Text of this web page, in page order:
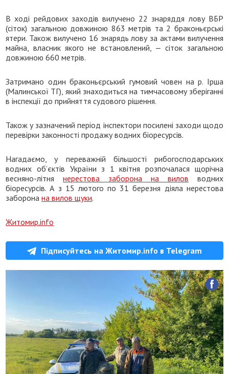
В ході рейдових заходів вилучено 22 знаряддя лову ВБР
(сіток) загальною довжиною 863 метрів та 2 браконьєрські
ятери. Також вилучено 16 знарядь лову за актами вилучення
майна, власник якого не встановлений, — сіток загальною
довжиною 660 метрів.
Затримано один браконьєрський гумовий човен на р. Ірша
(Малинської ТГ), який знаходиться на тимчасовому зберіганні
в інспекції до прийняття судового рішення.
Також у зазначений період інспектори посилені заходи щодо
перевірки законності продажу водних біоресурсів.
Нагадаємо, у переважній більшості рибогосподарських
водних об’єктів України з 1 квітня розпочалася щорічна
весняно-літнянерестова заборона на вилов водних
біоресурсів. А з 15 лютого по 31 березня діяла нерестова
заборонана вилов щуки.
Житомир.info
Підписуйтесь на Житомир.info в Telegram